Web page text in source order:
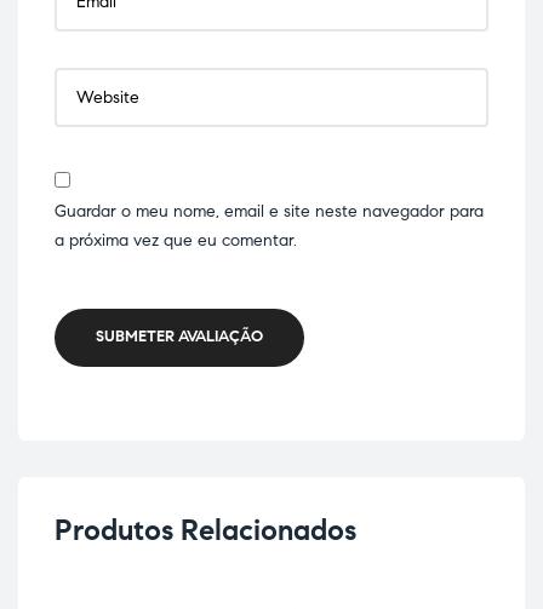
Guardar o meu nome, email e site neste navegador para
a próxima vez que eu comentar.
SUBMETER AVALIAÇÃO
Produtos Relacionados